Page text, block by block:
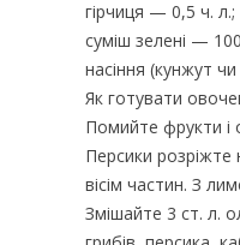
гірчиця — 0,5 ч. л.;
суміш зелені —
насіння (кунжут
Як готувати
Помийте фрукти і
Персики розріжте
вісім частин. З
Змішайте 3 ст. л.